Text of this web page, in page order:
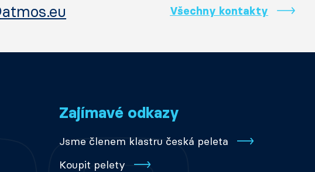
Všechny kontakty
Zajímavé odkazy
Jsme členem klastru česká peleta
Koupit pelety